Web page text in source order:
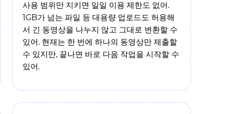
사용 범위만 지키면 일일 이용 제한도 없어.
1GB가 넘는 파일 등 대용량 업로드도 허용해
서 긴 동영상을 나누지 않고 그대로 변환할 수
있어. 현재는 한 번에 하나의 동영상만 제출할
수 있지만, 끝나면 바로 다음 작업을 시작할 수
있어.